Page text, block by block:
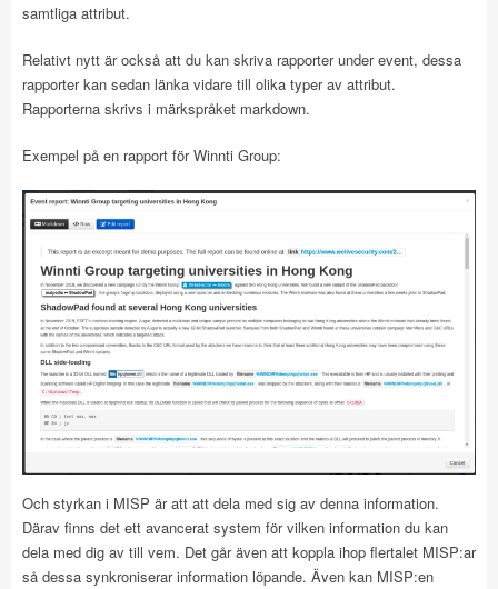
samtliga attribut.
Relativt nytt är också att du kan skriva rapporter under event, dessa
rapporter kan sedan länka vidare till olika typer av attribut.
Rapporterna skrivs i märkspråket markdown.
Exempel på en rapport för Winnti Group:
Och styrkan i MISP är att att dela med sig av denna information.
Därav finns det ett avancerat system för vilken information du kan
dela med dig av till vem. Det går även att koppla ihop flertalet MISP:ar
så dessa synkroniserar information löpande. Även kan MISP:en